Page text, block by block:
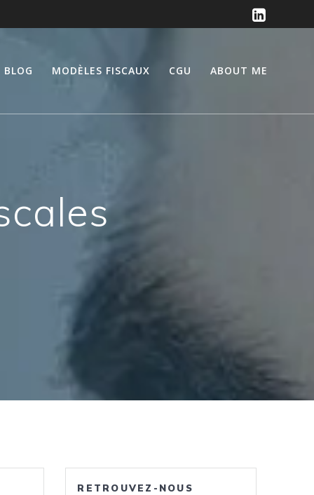
BLOG MODÈLES FISCAUX CGU ABOUT ME
RETROUVEZ-NOUS